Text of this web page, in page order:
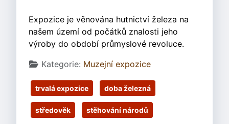
Expozice je věnována hutnictví železa na
našem území od počátků znalosti jeho
výroby do období průmyslové revoluce.
Základní údaje
Kategorie: Muzejní expozice
trvalá expozice doba železná
středověk stěhování národů